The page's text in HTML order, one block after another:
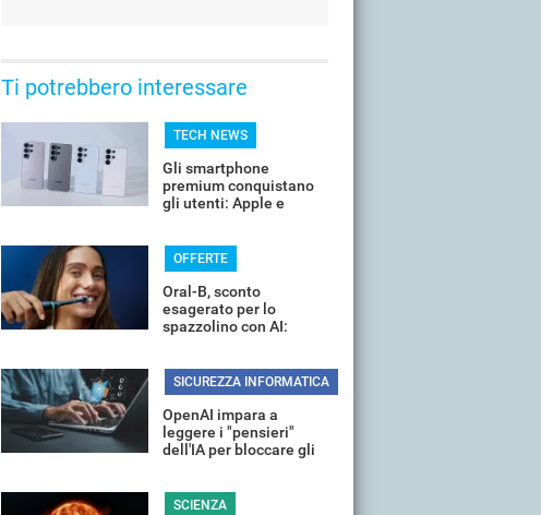
Ti potrebbero interessare
TECH NEWS
Gli smartphone
premium conquistano
gli utenti: Apple e
OFFERTE
Oral-B, sconto
esagerato per lo
spazzolino con AI:
SICUREZZA INFORMATICA
OpenAI impara a
leggere i "pensieri"
dell'IA per bloccare gli
SCIENZA